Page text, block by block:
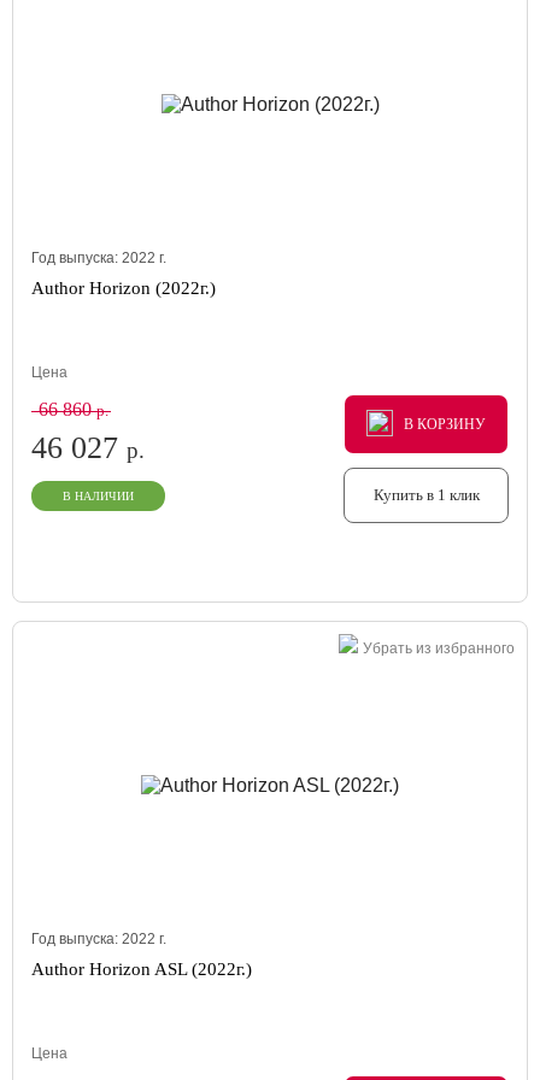
Год выпуска: 2022 г.
Author Horizon (2022г.)
Цена
66 860р.
46 027 р.
В НАЛИЧИИ
В КОРЗИНУ
В КОРЗИНУ
В КОРЗИНУ
Купить в 1 клик
Убрать из избранного
Год выпуска: 2022 г.
Author Horizon ASL (2022г.)
Цена